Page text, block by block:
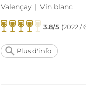
Valençay | Vin blanc
3.8/5 (2022 /
Plus d'info